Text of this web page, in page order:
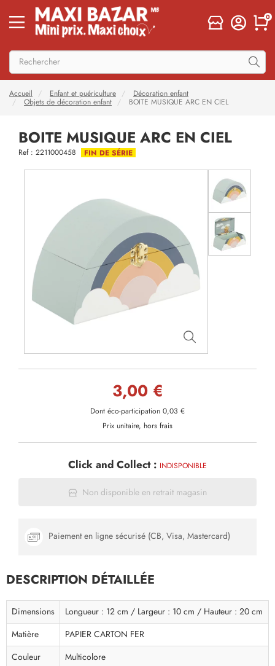
0
Accueil Enfant et puériculture
Décoration enfant
Objets de décoration enfant
BOITE MUSIQUE ARC EN CIEL
BOITE MUSIQUE ARC EN CIEL
Ref : 2211000458 FIN DE SÉRIE
3,00 €
Dont éco-participation 0,03 €
Prix unitaire, hors frais
Click and Collect : INDISPONIBLE
Non disponible en retrait magasin
Paiement en ligne sécurisé (CB, Visa, Mastercard)
DESCRIPTION DÉTAILLÉE
Dimensions
Longueur : 12 cm / Largeur : 10 cm / Hauteur : 20 cm
Matière
PAPIER CARTON FER
Couleur
Multicolore